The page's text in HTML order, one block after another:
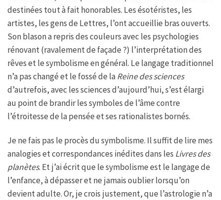
destinées tout à fait honorables. Les ésotéristes, les
artistes, les gens de Lettres, l’ont accueillie bras ouverts.
Son blason a repris des couleurs avec les psychologies
rénovant (ravalement de façade ?) l’interprétation des
rêves et le symbolisme en général. Le langage traditionnel
n’a pas changé et le fossé de laReine des sciences
d’autrefois, avec les sciences d’aujourd’hui, s’est élargi
au point de brandir les symboles de l’âme contre
l’étroitesse de la pensée et ses rationalistes bornés.
Je ne fais pas le procès du symbolisme. Il suffit de lire mes
analogies et correspondances inédites dans les Livres des
planètes. Et j’ai écrit que le symbolisme est le langage de
l’enfance, à dépasser et ne jamais oublier lorsqu’on
devient adulte. Or, je crois justement, que l’astrologie n’a